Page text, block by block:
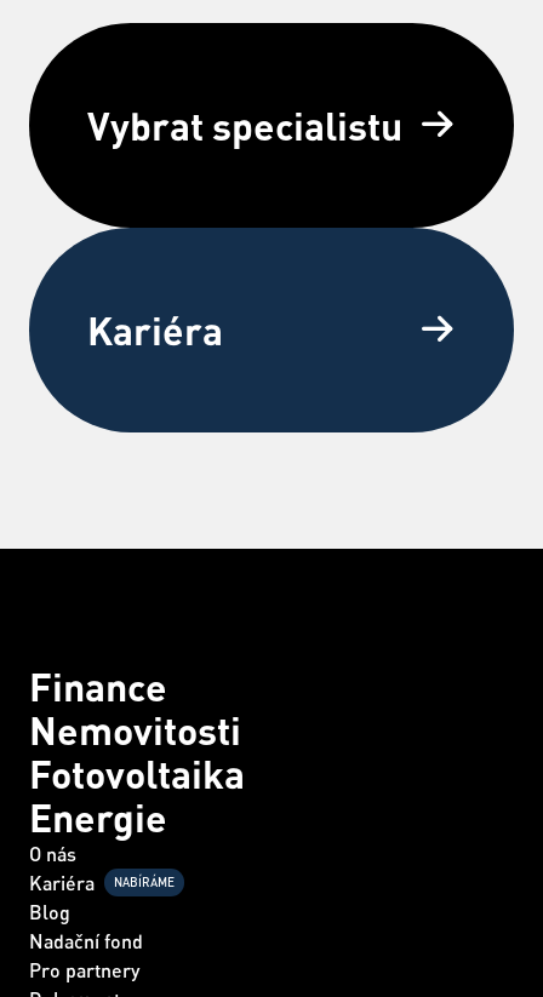
Vybrat specialistu
Kariéra
Finance
Nemovitosti
Fotovoltaika
Energie
O nás
Kariéra
NABÍRÁME
Blog
Nadační fond
Pro partnery